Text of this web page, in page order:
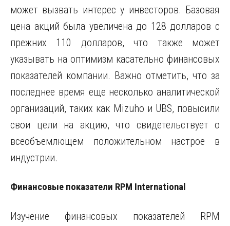
может вызвать интерес у инвесторов. Базовая
цена акций была увеличена до 128 долларов с
прежних 110 долларов, что также может
указывать на оптимизм касательно финансовых
показателей компании. Важно отметить, что за
последнее время еще несколько аналитической
организаций, таких как Mizuho и UBS, повысили
свои цели на акцию, что свидетельствует о
всеобъемлющем положительном настрое в
индустрии.
Финансовые показатели RPM International
Изучение финансовых показателей RPM